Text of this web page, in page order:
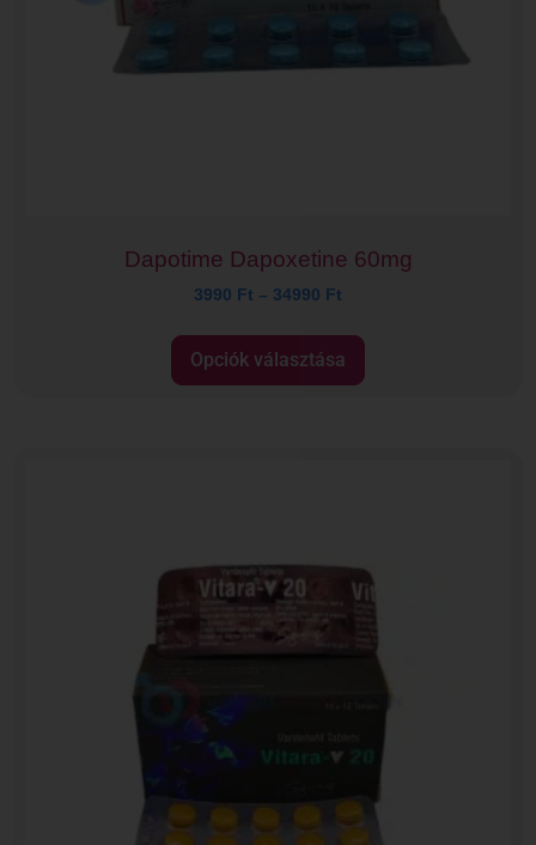
Dapotime Dapoxetine 60mg
3990 Ft – 34990 Ft
Opciók választása